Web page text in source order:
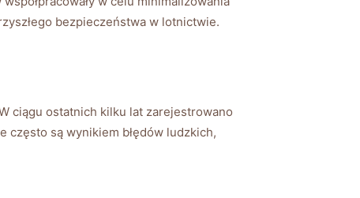
bezpieczeństwa w lotnictwie.
ciągu ostatnich kilku lat zarejestrowano
często są wynikiem błędów ludzkich,